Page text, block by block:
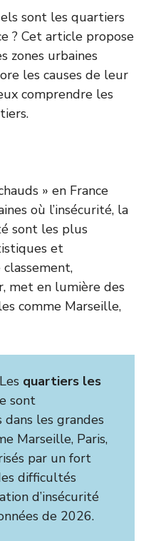
sont les quartiers
? Cet article propose
zones urbaines
les causes de leur
comprendre les
» en France
où l’insécurité, la
sont les plus
et
met en lumière des
comme Marseille,
quartiers les
sont
les grandes
Marseille, Paris,
par un fort
difficultés
d’insécurité
de 2026.